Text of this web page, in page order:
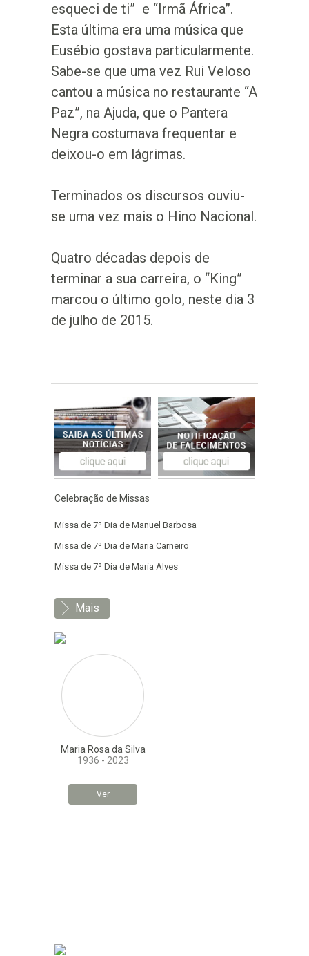
esqueci de ti” e “Irmã África”.
Esta última era uma música que
Eusébio gostava particularmente.
Sabe-se que uma vez Rui Veloso
cantou a música no restaurante “A
Paz”, na Ajuda, que o Pantera
Negra costumava frequentar e
deixou-o em lágrimas.
Terminados os discursos ouviu-
se uma vez mais o Hino Nacional.
Quatro décadas depois de
terminar a sua carreira, o “King”
marcou o último golo, neste dia 3
de julho de 2015.
Celebração de Missas
Missa de 7º Dia de Manuel Barbosa
Missa de 7º Dia de Maria Carneiro
Missa de 7º Dia de Maria Alves
Mais
Maria Rosa da Silva
1936 - 2023
Ver